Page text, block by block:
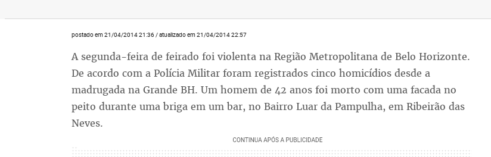
postado em 21/04/2014 21:36 / atualizado em 21/04/2014 22:57
A segunda-feira de feirado foi violenta na Região Metropolitana de Belo Horizonte.
De acordo com a Polícia Militar foram registrados cinco homicídios desde a
madrugada na Grande BH. Um homem de 42 anos foi morto com uma facada no
peito durante uma briga em um bar, no Bairro Luar da Pampulha, em Ribeirão das
Neves.